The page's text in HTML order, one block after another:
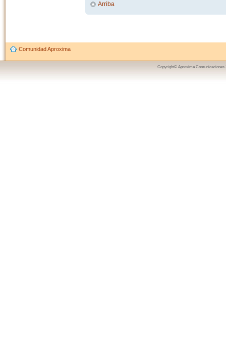
Arriba
Comunidad Aproxima
Copyright© Aproxima Comunicaciones